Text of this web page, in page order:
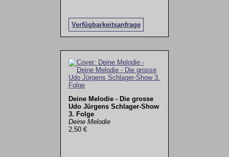
Verfügbarkeitsanfrage
Deine Melodie - Die grosse
Udo Jürgens Schlager-Show
3. Folge
Deine Melodie
2,50 €